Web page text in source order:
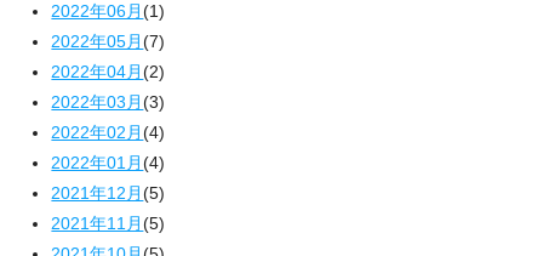
2022年06月(1)
2022年05月(7)
2022年04月(2)
2022年03月(3)
2022年02月(4)
2022年01月(4)
2021年12月(5)
2021年11月(5)